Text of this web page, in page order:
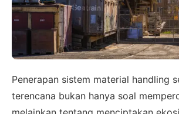
Penerapan sistem material handling
terencana bukan hanya soal